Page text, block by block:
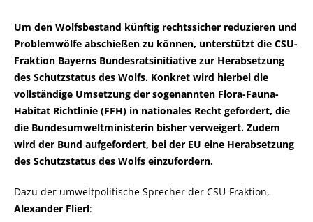
Um den Wolfsbestand künftig rechtssicher reduzieren und
Problemwölfe abschießen zu können, unterstützt die CSU-
Fraktion Bayerns Bundesratsinitiative zur Herabsetzung
des Schutzstatus des Wolfs. Konkret wird hierbei die
vollständige Umsetzung der sogenannten Flora-Fauna-
Habitat Richtlinie (FFH) in nationales Recht gefordert, die
die Bundesumweltministerin bisher verweigert. Zudem
wird der Bund aufgefordert, bei der EU eine Herabsetzung
des Schutzstatus des Wolfs einzufordern.
Dazu der umweltpolitische Sprecher der CSU-Fraktion,
Alexander Flierl: